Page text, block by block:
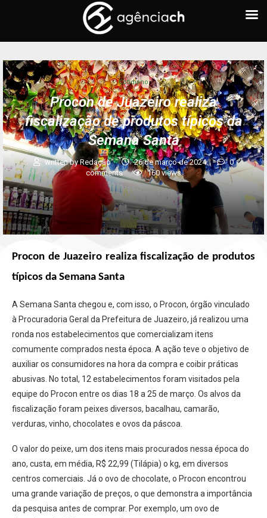
Cotidiano
Procon de Juazeiro realiza
fiscalização de produtos típicos da
Semana Santa
written byRedação 26 de março de 2024
0
comments
160views
Procon de Juazeiro realiza fiscalização de produtos
típicos da Semana Santa
A Semana Santa chegou e, com isso, o Procon, órgão vinculado
à Procuradoria Geral da Prefeitura de Juazeiro, já realizou uma
ronda nos estabelecimentos que comercializam itens
comumente comprados nesta época. A ação teve o objetivo de
auxiliar os consumidores na hora da compra e coibir práticas
abusivas. No total, 12 estabelecimentos foram visitados pela
equipe do Procon entre os dias 18 a 25 de março. Os alvos da
fiscalização foram peixes diversos, bacalhau, camarão,
verduras, vinho, chocolates e ovos da páscoa.
O valor do peixe, um dos itens mais procurados nessa época do
ano, custa, em média, R$ 22,99 (Tilápia) o kg, em diversos
centros comerciais. Já o ovo de chocolate, o Procon encontrou
uma grande variação de preços, o que demonstra a importância
da pesquisa antes de comprar. Por exemplo, um ovo de